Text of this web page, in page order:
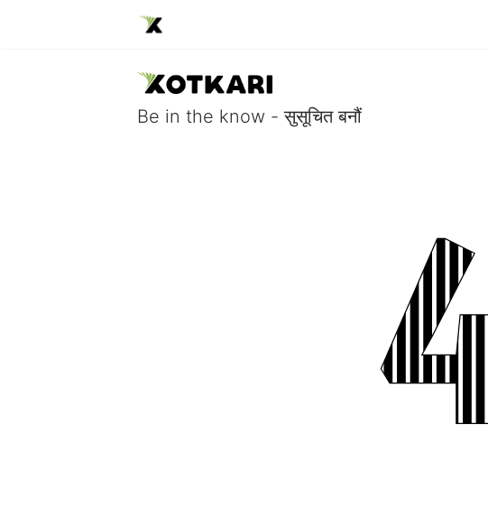
Be in the know - सुसूचित बनौं